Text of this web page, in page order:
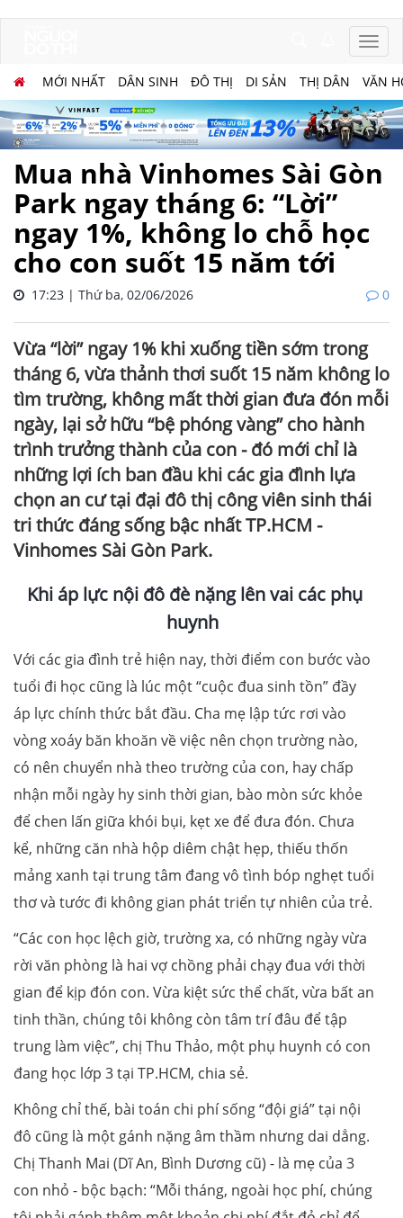
MỚI NHẤT DÂN SINH ĐÔ THỊ DI SẢN THỊ DÂN VĂN
Mua nhà Vinhomes Sài Gòn
Park ngay tháng 6: “Lời”
ngay 1%, không lo chỗ học
cho con suốt 15 năm tới
17:23 | Thứ ba, 02/06/2026 0
Vừa “lời” ngay 1% khi xuống tiền sớm trong
tháng 6, vừa thảnh thơi suốt 15 năm không lo
tìm trường, không mất thời gian đưa đón mỗi
ngày, lại sở hữu “bệ phóng vàng” cho hành
trình trưởng thành của con - đó mới chỉ là
những lợi ích ban đầu khi các gia đình lựa
chọn an cư tại đại đô thị công viên sinh thái
tri thức đáng sống bậc nhất TP.HCM -
Vinhomes Sài Gòn Park.
Khi áp lực nội đô đè nặng lên vai các phụ
huynh
Với các gia đình trẻ hiện nay, thời điểm con bước vào
tuổi đi học cũng là lúc một “cuộc đua sinh tồn” đầy
áp lực chính thức bắt đầu. Cha mẹ lập tức rơi vào
vòng xoáy băn khoăn về việc nên chọn trường nào,
có nên chuyển nhà theo trường của con, hay chấp
nhận mỗi ngày hy sinh thời gian, bào mòn sức khỏe
để chen lấn giữa khói bụi, kẹt xe để đưa đón. Chưa
kể, những căn nhà hộp diêm chật hẹp, thiếu thốn
mảng xanh tại trung tâm đang vô tình bóp nghẹt tuổi
thơ và tước đi không gian phát triển tự nhiên của trẻ.
“Các con học lệch giờ, trường xa, có những ngày vừa
rời văn phòng là hai vợ chồng phải chạy đua với thời
gian để kịp đón con. Vừa kiệt sức thể chất, vừa bất an
tinh thần, chúng tôi không còn tâm trí đâu để tập
trung làm việc”, chị Thu Thảo, một phụ huynh có con
đang học lớp 3 tại TP.HCM, chia sẻ.
Không chỉ thế, bài toán chi phí sống “đội giá” tại nội
đô cũng là một gánh nặng âm thầm nhưng dai dẳng.
Chị Thanh Mai (Dĩ An, Bình Dương cũ) - là mẹ của 3
con nhỏ - bộc bạch: “Mỗi tháng, ngoài học phí, chúng